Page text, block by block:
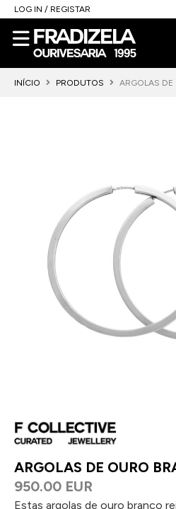
LOG IN / REGISTAR
INÍCIO PRODUTOS ARGOLAS
ARGOLAS DE OURO
950.00 EUR
Estas argolas de ouro branco